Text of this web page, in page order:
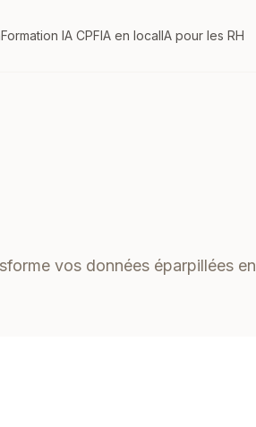
Formation IA CPFIA en localIA pour les RH
vos données éparpillées